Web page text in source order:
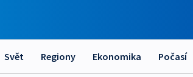
Svět Regiony Ekonomika Počasí